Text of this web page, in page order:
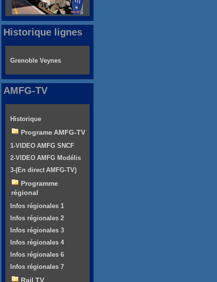
Historique lignes
Grenoble Veynes
AMFG-TV
Historique
Programe AMFG-TV
1-VIDEO AMFG SNCF
2-VIDEO AMFG Modélis
3-(En direct AMFG-TV)
Programme
régional
Infos régionales 1
Infos régionales 2
Infos régionales 3
Infos régionales 4
Infos régionales 6
Infos régionales 7
Rail TV